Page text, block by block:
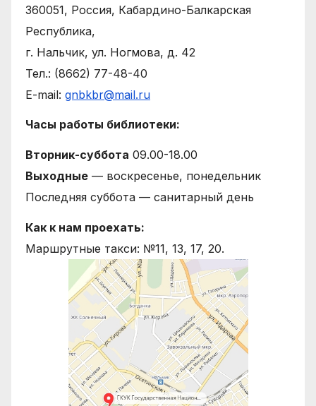
360051, Россия, Кабардино-Балкарская
Республика,
г. Нальчик, ул. Ногмова, д. 42
Тел.: (8662) 77-48-40
E-mail: gnbkbr@mail.ru
Часы работы библиотеки:
Вторник-суббота 09.00-18.00
Выходные — воскресенье, понедельник
Последняя суббота — санитарный день
Как к нам проехать:
Маршрутные такси: №11, 13, 17, 20.